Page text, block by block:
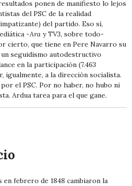
ponen de manifiesto lo lejos
del PSC de la realidad
del partido. Eso sí,
-Ara y TV3, sobre todo-
cierto, que tiene en Pere Navarro su
seguidismo autodestructivo
en la participación (7.463
igualmente, a la dirección socialista.
el PSC. Por no haber, no hubo ni
Ardua tarea para el que gane.
febrero de 1848 cambiaron la